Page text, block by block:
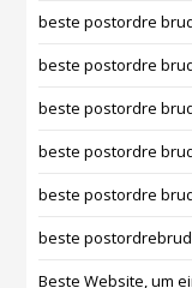
beste postordre
beste postordre
beste postordre
beste postordre
beste postordre
beste postordrebrud
Beste Website, um